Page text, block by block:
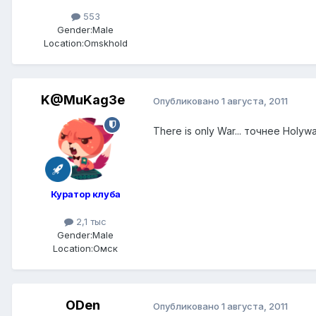
553
Gender:Male
Location:Omskhold
K@MuKag3e
Куратор клуба
2,1 тыс
Gender:Male
Location:Омск
Опубликовано 1 августа, 2011
There is only War... точнее
ODen Опубликовано 1 августа, 2011